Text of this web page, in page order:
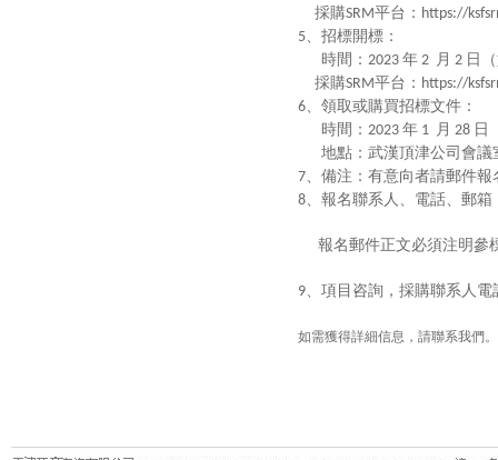
採購SRM平台： https://
5、招標開標：
時間： 2023 年 2 月 2 日
採購SRM平台： https://
6、領取或購買招標文件：
時間： 2023 年 1 月 28 日
地點：武漢頂津公司會議
7、備注：有意向者請郵件
8、報名聯系人、電話、郵箱
報名郵件正文必須注明參
9、項目咨詢，採購聯系人電
如需獲得詳細信息，請聯系我們。